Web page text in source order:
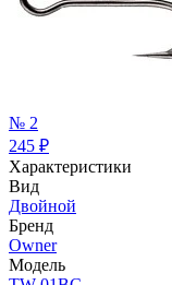
№ 2
245 ₽
Характеристики
Вид
Двойной
Бренд
Owner
Модель